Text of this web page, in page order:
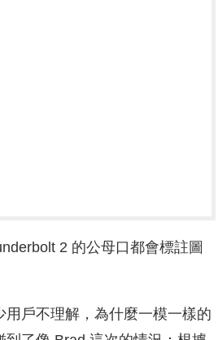
2 的公母口都會標註圖
用戶不理解，為什麼一模一樣的